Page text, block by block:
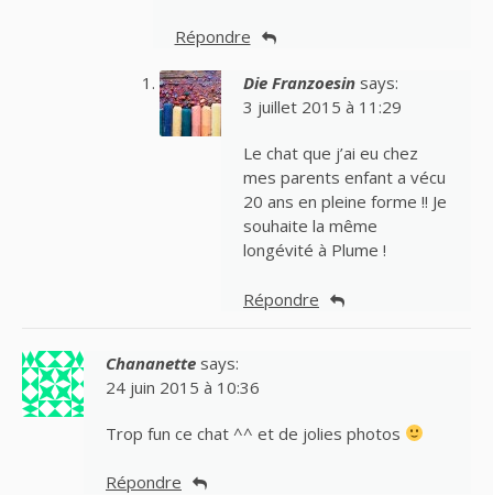
Répondre
Die Franzoesin says:
3 juillet 2015 à 11:29
Le chat que j’ai eu chez
mes parents enfant a vécu
20 ans en pleine forme !! Je
souhaite la même
longévité à Plume !
Répondre
Chananette says:
24 juin 2015 à 10:36
Trop fun ce chat ^^ et de jolies photos
Répondre